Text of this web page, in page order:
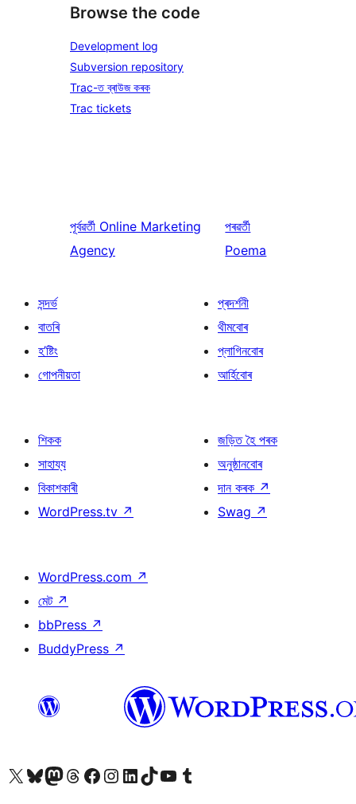
Browse the code
Development log
Subversion repository
Trac-ত ব্ৰাউজ কৰক
Trac tickets
পূৰ্বৱৰ্তী Online Marketing
Agency
পৰৱৰ্তী
Poema
সন্দৰ্ভ
বাতৰি
হ’ষ্টিং
গোপনীয়তা
প্ৰদৰ্শনী
থীমবোৰ
প্লাগিনবোৰ
আৰ্হিবোৰ
শিকক
সাহায্য
বিকাশকাৰী
WordPress.tv ↗
জড়িত হৈ পৰক
অনুষ্ঠানবোৰ
দান কৰক ↗
Swag ↗
WordPress.com ↗
মেট ↗
bbPress ↗
BuddyPress ↗
আমাৰ X (আগৰ Twitter) একাউণ্টলৈ যাওকআমাৰ Bluesky একাউণ্টলৈ যাওকআমাৰ Mastodon একাউণ্টলৈ যাওকআমাৰ Threads একাউণ্টলৈ যাওকআমাৰ Facebook পৃষ্ঠালৈ যাওকআমাৰ Instagram একাউণ্টলৈ যাওকআমাৰ LinkedIn একাউণ্টলৈ যাওকআমাৰ TikTok একাউণ্টলৈ যাওকআমাৰ YouTube চেনেললৈ যাওকআমাৰ Tumblr একাউণ্টলৈ যাওক